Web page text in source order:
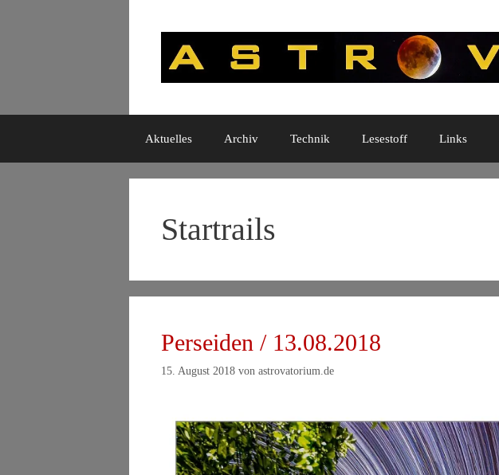
Aktuelles Archiv Technik Lesestoff Links
Startrails
Perseiden / 13.08.2018
15. August 2018 von astrovatorium.de